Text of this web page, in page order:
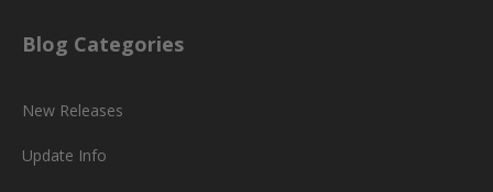
Blog Categories
New Releases
Update Info